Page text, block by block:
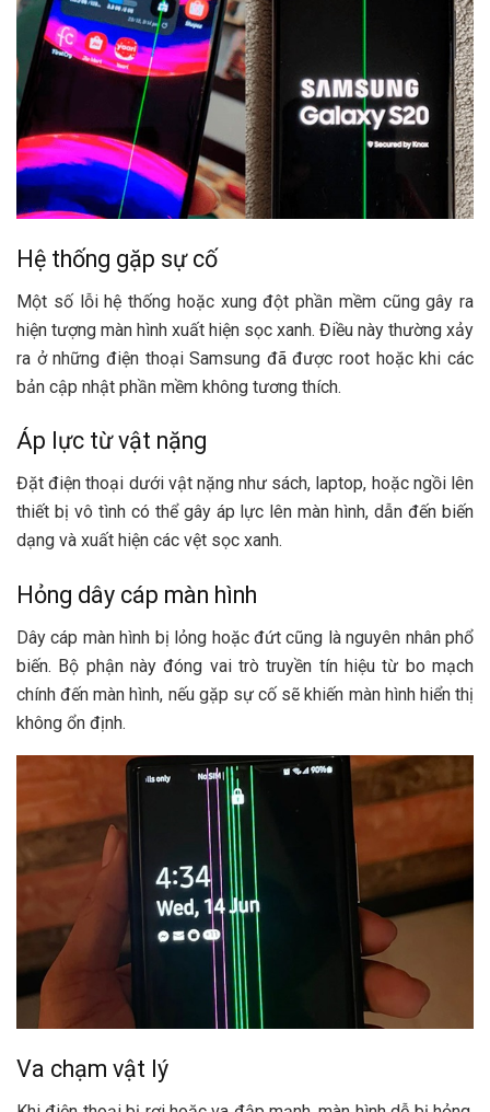
Hệ thống gặp sự cố
Một số lỗi hệ thống hoặc xung đột phần mềm cũng gây ra
hiện tượng màn hình xuất hiện sọc xanh. Điều này thường xảy
ra ở những điện thoại Samsung đã được root hoặc khi các
bản cập nhật phần mềm không tương thích.
Áp lực từ vật nặng
Đặt điện thoại dưới vật nặng như sách, laptop, hoặc ngồi lên
thiết bị vô tình có thể gây áp lực lên màn hình, dẫn đến biến
dạng và xuất hiện các vệt sọc xanh.
Hỏng dây cáp màn hình
Dây cáp màn hình bị lỏng hoặc đứt cũng là nguyên nhân phổ
biến. Bộ phận này đóng vai trò truyền tín hiệu từ bo mạch
chính đến màn hình, nếu gặp sự cố sẽ khiến màn hình hiển thị
không ổn định.
Va chạm vật lý